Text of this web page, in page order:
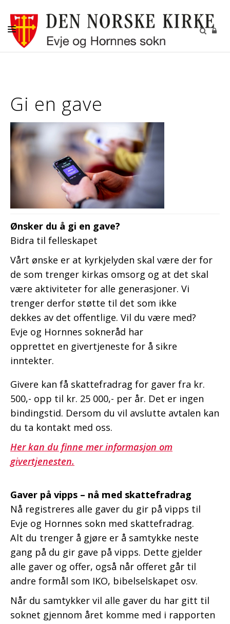
BARN, UNGE OG KONFIRMANTER
MENIGHETSARBEID
KYRKJEBLADET
GRAVFERD - GRAVPLASSENE
KIRKENE
Gi en gave
Ønsker du å gi en gave?
Bidra til felleskapet
Vårt ønske er at kyrkjelyden skal være der for
de som trenger kirkas omsorg og at det skal
være aktiviteter for alle generasjoner. Vi
trenger derfor støtte til det som ikke
dekkes av det offentlige. Vil du være med?
Evje og Hornnes sokneråd har
opprettet en givertjeneste for å sikre
inntekter.
Givere kan få skattefradrag for gaver fra kr.
500,- opp til kr. 25 000,- per år. Det er ingen
bindingstid. Dersom du vil avslutte avtalen kan
du ta kontakt med oss.
Her kan du finne mer informasjon om
givertjenesten.
Gaver på vipps – nå med skattefradrag
Nå registreres alle gaver du gir på vipps til
Evje og Hornnes sokn med skattefradrag.
Alt du trenger å gjøre er å samtykke neste
gang på du gir gave på vipps. Dette gjelder
alle gaver og offer, også når offeret går til
andre formål som IKO, bibelselskapet osv.
Når du samtykker vil alle gaver du har gitt til
soknet gjennom året komme med i rapporten